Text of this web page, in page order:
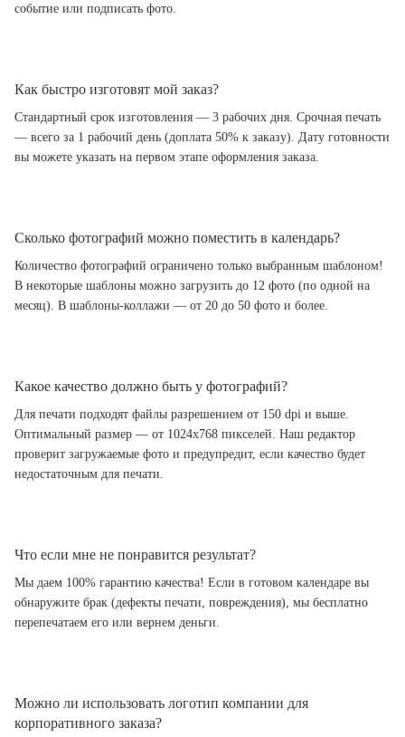
событие или подписать фото.
Как быстро изготовят мой заказ?
Стандартный срок изготовления — 3 рабочих дня. Срочная печать
— всего за 1 рабочий день (доплата 50% к заказу). Дату готовности
вы можете указать на первом этапе оформления заказа.
Сколько фотографий можно поместить в календарь?
Количество фотографий ограничено только выбранным шаблоном!
В некоторые шаблоны можно загрузить до 12 фото (по одной на
месяц). В шаблоны-коллажи — от 20 до 50 фото и более.
Какое качество должно быть у фотографий?
Для печати подходят файлы разрешением от 150 dpi и выше.
Оптимальный размер — от 1024x768 пикселей. Наш редактор
проверит загружаемые фото и предупредит, если качество будет
недостаточным для печати.
Что если мне не понравится результат?
Мы даем 100% гарантию качества! Если в готовом календаре вы
обнаружите брак (дефекты печати, повреждения), мы бесплатно
перепечатаем его или вернем деньги.
Можно ли использовать логотип компании для
корпоративного заказа?